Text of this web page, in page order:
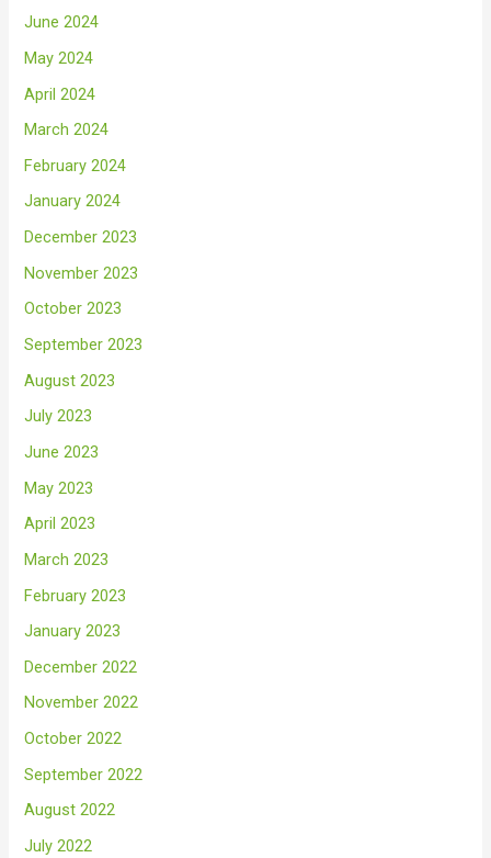
June 2024
May 2024
April 2024
March 2024
February 2024
January 2024
December 2023
November 2023
October 2023
September 2023
August 2023
July 2023
June 2023
May 2023
April 2023
March 2023
February 2023
January 2023
December 2022
November 2022
October 2022
September 2022
August 2022
July 2022